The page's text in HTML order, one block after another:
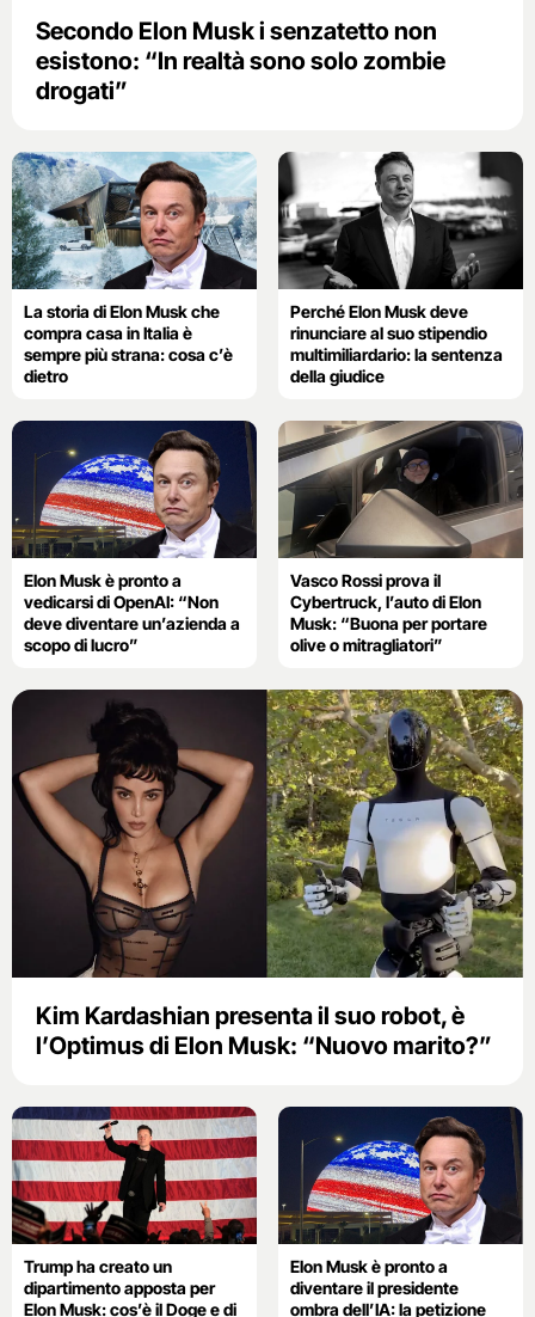
Secondo Elon Musk i senzatetto non
esistono: “In realtà sono solo zombie
drogati”
La storia di Elon Musk che
compra casa in Italia è
sempre più strana: cosa c’è
dietro
Perché Elon Musk deve
rinunciare al suo stipendio
multimiliardario: la sentenza
della giudice
Elon Musk è pronto a
vedicarsi di OpenAI: “Non
deve diventare un’azienda a
scopo di lucro”
Vasco Rossi prova il
Cybertruck, l’auto di Elon
Musk: “Buona per portare
olive o mitragliatori”
Kim Kardashian presenta il suo robot, è
l’Optimus di Elon Musk: “Nuovo marito?”
Trump ha creato un
dipartimento apposta per
Elon Musk: cos’è il Doge e di
Elon Musk è pronto a
diventare il presidente
ombra dell’IA: la petizione